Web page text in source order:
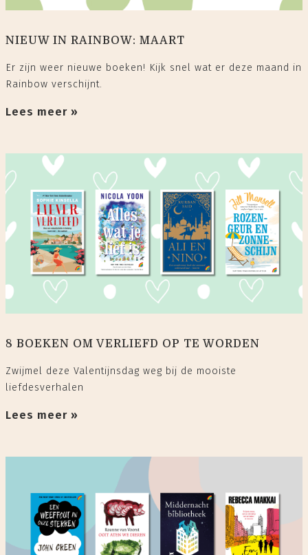
NIEUW IN RAINBOW: MAART
Er zijn weer nieuwe boeken! Kijk snel wat er deze maand in
Rainbow verschijnt.
Lees meer »
8 BOEKEN OM VERLIEFD OP TE WORDEN
Zwijmel deze Valentijnsdag weg bij de mooiste
liefdesverhalen
Lees meer »